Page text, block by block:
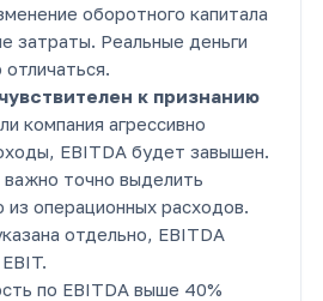
оборотного капитала
затраты. Реальные деньги
отличаться.
чувствителен к признанию
компания агрессивно
EBITDA будет завышен.
точно выделить
из операционных расходов.
отдельно, EBITDA
по EBITDA выше 40%